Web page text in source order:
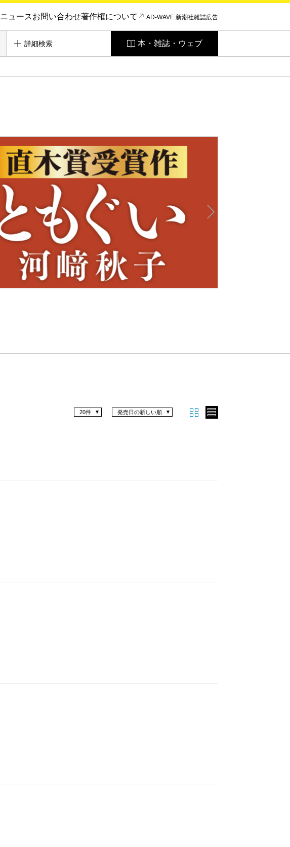
ニュースお問い合わせ著作権について AD-WAVE 新潮社雑誌広告
詳細検索 本・雑誌・ウェブ
発売日の新しい順
20件